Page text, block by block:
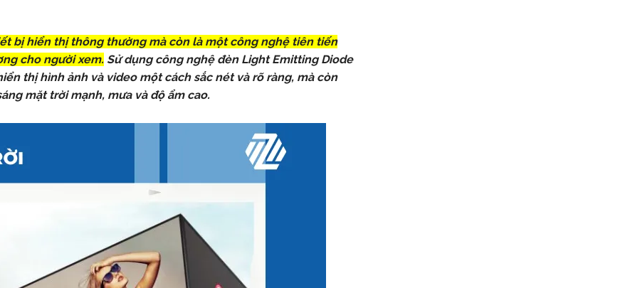
bị hiển thị thông thường mà còn là một công nghệ tiên tiến
cho người xem. Sử dụng công nghệ đèn Light Emitting Diode
thị hình ảnh và video một cách sắc nét và rõ ràng, mà còn
mặt trời mạnh, mưa và độ ẩm cao.